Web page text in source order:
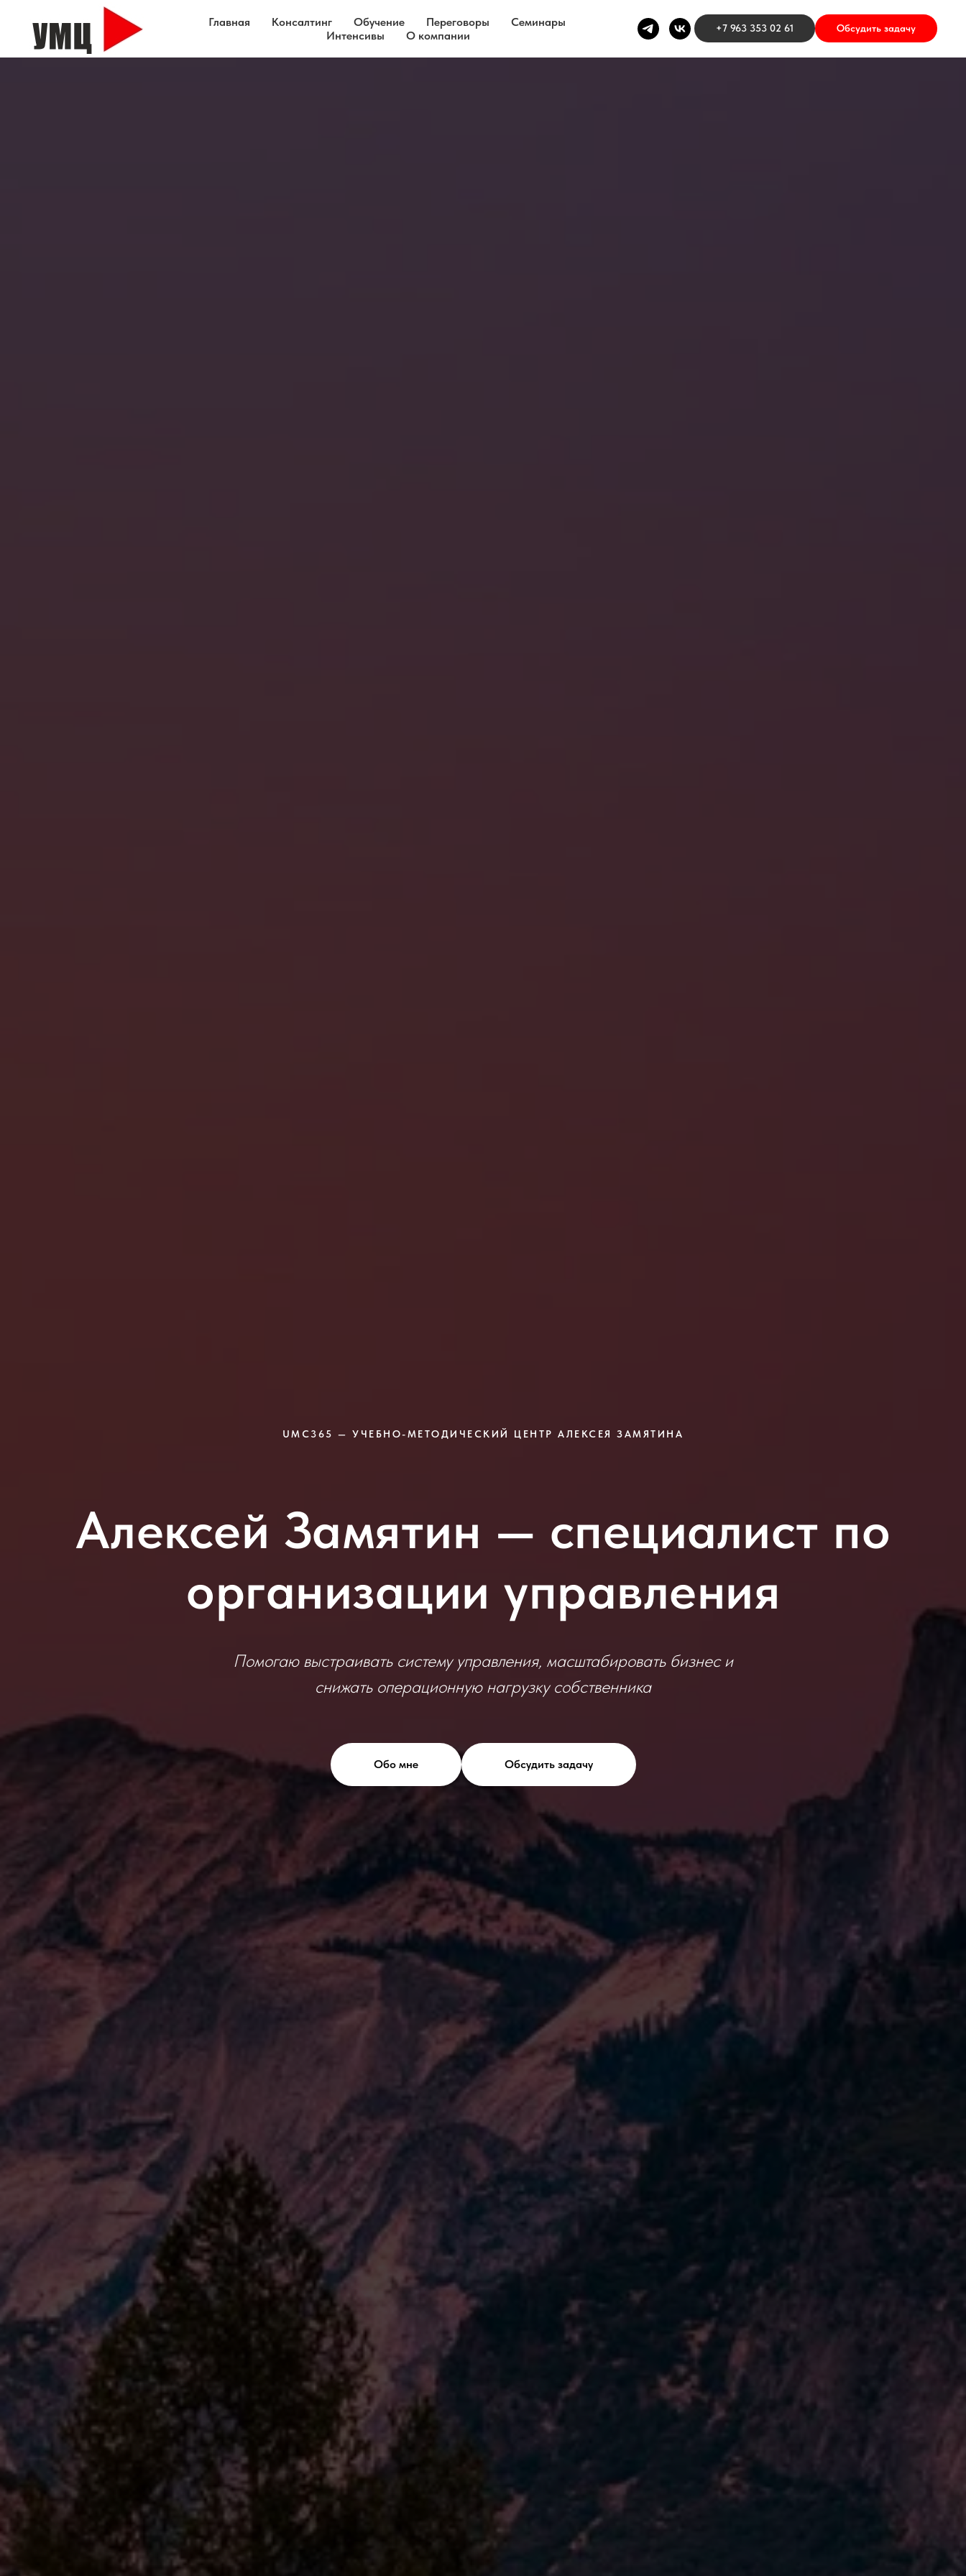
Главная Консалтинг Обучение Переговоры
Семинары
Интенсивы
О компании
+7 963 353 02 61 Обсудить задачу
UMC365 — УЧЕБНО-МЕТОДИЧЕСКИЙ ЦЕНТР АЛЕКСЕЯ ЗАМЯТИНА
Алексей Замятин — специалист по
организации управления
Помогаю выстраивать систему управления, масштабировать бизнес и
снижать операционную нагрузку собственника
Обо мне Обсудить задачу